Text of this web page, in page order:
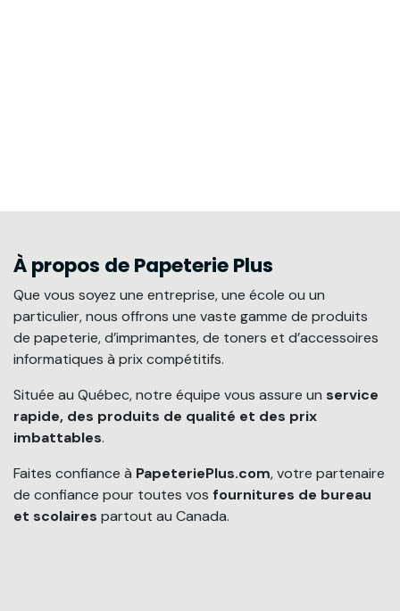
À propos de Papeterie Plus
Que vous soyez une entreprise, une école ou un
particulier, nous offrons une vaste gamme de produits
de papeterie, d’imprimantes, de toners et d’accessoires
informatiques à prix compétitifs.
Située au Québec, notre équipe vous assure un service
rapide, des produits de qualité et des prix
imbattables.
Faites confiance à PapeteriePlus.com, votre partenaire
de confiance pour toutes vos fournitures de bureau
et scolaires partout au Canada.